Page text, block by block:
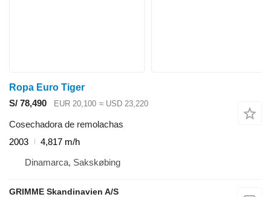
Ropa Euro Tiger
S/ 78,490
EUR 20,100 ≈ USD 23,220
Cosechadora de remolachas
2003
4,817 m/h
Dinamarca, Sakskøbing
GRIMME Skandinavien A/S